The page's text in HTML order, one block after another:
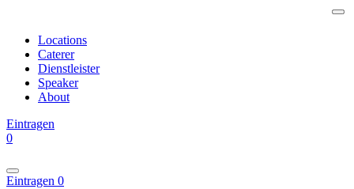
Locations
Caterer
Dienstleister
Speaker
About
Eintragen
0
Eintragen 0